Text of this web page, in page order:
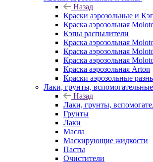
Назад
Краски аэрозольные и
Краска аэрозольная
Кэпы распылители
Краска аэрозольная
Краска аэрозольная
Краска аэрозольная
Краска аэрозольная Arton
Краски аэрозольные
Лаки, грунты, вспомогательные
Назад
Лаки, грунты,
Грунты
Лаки
Масла
Маскирующие жидкости
Пасты
Очистители